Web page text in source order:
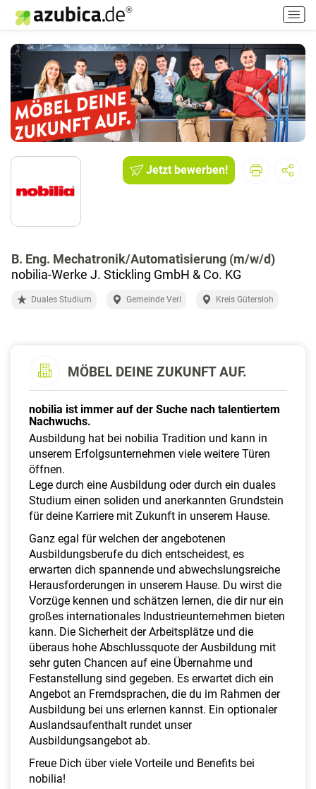
H
a
u
p
t
m
e
n
ü
i
Jetzt bewerben!
B. Eng. Mechatronik/Automatisierung (m/w/d)
nobilia-Werke J. Stickling GmbH & Co. KG
Duales Studium Gemeinde Verl Kreis Gütersloh
MÖBEL DEINE ZUKUNFT AUF.
nobilia ist immer auf der Suche nach talentiertem
Nachwuchs.
Ausbildung hat bei nobilia Tradition und kann in
unserem Erfolgsunternehmen viele weitere Türen
öffnen.
Lege durch eine Ausbildung oder durch ein duales
Studium einen soliden und anerkannten Grundstein
für deine Karriere mit Zukunft in unserem Hause.
Ganz egal für welchen der angebotenen
Ausbildungsberufe du dich entscheidest, es
erwarten dich spannende und abwechslungsreiche
Herausforderungen in unserem Hause. Du wirst die
Vorzüge kennen und schätzen lernen, die dir nur ein
großes internationales Industrieunternehmen bieten
kann. Die Sicherheit der Arbeitsplätze und die
überaus hohe Abschlussquote der Ausbildung mit
sehr guten Chancen auf eine Übernahme und
Festanstellung sind gegeben. Es erwartet dich ein
Angebot an Fremdsprachen, die du im Rahmen der
Ausbildung bei uns erlernen kannst. Ein optionaler
Auslandsaufenthalt rundet unser
Ausbildungsangebot ab.
Freue Dich über viele Vorteile und Benefits bei
nobilia!